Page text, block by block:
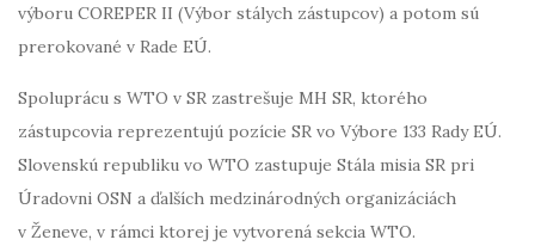
výboru COREPER II (Výbor stálych zástupcov) a potom sú
prerokované v Rade EÚ.
Spoluprácu s WTO v SR zastrešuje MH SR, ktorého
zástupcovia reprezentujú pozície SR vo Výbore 133 Rady EÚ.
Slovenskú republiku vo WTO zastupuje Stála misia SR pri
Úradovni OSN a ďalších medzinárodných organizáciách
v Ženeve, v rámci ktorej je vytvorená sekcia WTO.